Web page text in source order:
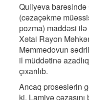
Quliyeva
(cəzaçəkmə
pozma) maddəsi
Xətai Rayon
Məmmədovun
il müddətinə
çıxarılıb.
Ancaq proseslərin
ki, Lamiyə